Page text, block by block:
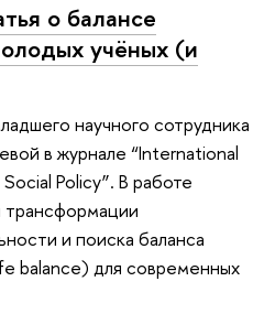
о балансе
учёных (и
научного сотрудника
в журнале “International
Policy”. В работе
и поиска баланса
balance) для современных